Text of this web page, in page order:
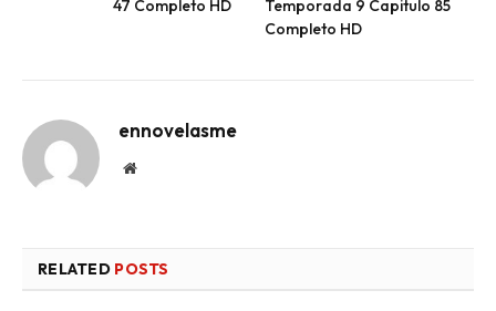
47 Completo HD
Temporada 9 Capitulo 85
Completo HD
ennovelasme
Website
RELATED POSTS